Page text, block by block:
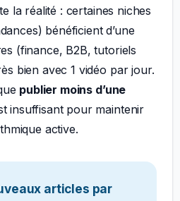
la réalité : certaines niches
bénéficient d’une
(finance, B2B, tutoriels
bien avec 1 vidéo par jour.
publier moins d’une
insuffisant pour maintenir
active.
articles par